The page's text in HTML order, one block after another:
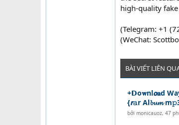
high-quality
(Telegram: +1
(WeChat:
BÀI VIẾT LIÊN
+𝗗o𝐰nl𝙤𝐚d
{𝙧𝚊r Al𝓫𝓾𝓶
bởi monicauoz, 47